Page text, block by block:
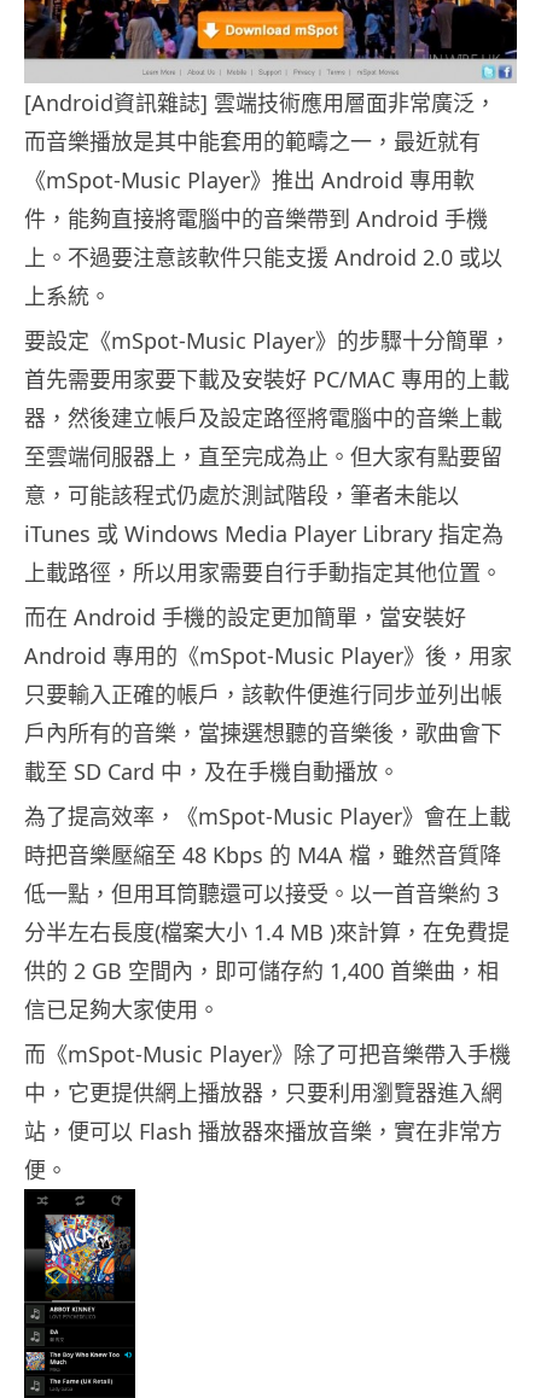
[Android資訊雜誌] 雲端技術應用層面非常廣泛，
而音樂播放是其中能套用的範疇之一，最近就有
《mSpot-Music Player》推出 Android 專用軟
件，能夠直接將電腦中的音樂帶到 Android 手機
上。不過要注意該軟件只能支援 Android 2.0 或以
上系統。
要設定《mSpot-Music Player》的步驟十分簡單，
首先需要用家要下載及安裝好 PC/MAC 專用的上載
器，然後建立帳戶及設定路徑將電腦中的音樂上載
至雲端伺服器上，直至完成為止。但大家有點要留
意，可能該程式仍處於測試階段，筆者未能以
iTunes 或 Windows Media Player Library 指定為
上載路徑，所以用家需要自行手動指定其他位置。
而在 Android 手機的設定更加簡單，當安裝好
Android 專用的《mSpot-Music Player》後，用家
只要輸入正確的帳戶，該軟件便進行同步並列出帳
戶內所有的音樂，當揀選想聽的音樂後，歌曲會下
載至 SD Card 中，及在手機自動播放。
為了提高效率，《mSpot-Music Player》會在上載
時把音樂壓縮至 48 Kbps 的 M4A 檔，雖然音質降
低一點，但用耳筒聽還可以接受。以一首音樂約 3
分半左右長度(檔案大小 1.4 MB )來計算，在免費提
供的 2 GB 空間內，即可儲存約 1,400 首樂曲，相
信已足夠大家使用。
而《mSpot-Music Player》除了可把音樂帶入手機
中，它更提供網上播放器，只要利用瀏覽器進入網
站，便可以 Flash 播放器來播放音樂，實在非常方
便。